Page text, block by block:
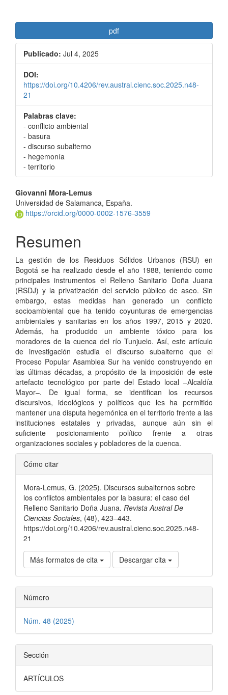
pdf
Publicado: Jul 4, 2025
DOI:
https://doi.org/10.4206/rev.austral.cienc.soc.2025.n48-
21
Palabras clave:
- conflicto ambiental
- basura
- discurso subalterno
- hegemonía
- territorio
Contenido
principal
artículo
Giovanni Mora-Lemus
Universidad de Salamanca, España.
https://orcid.org/0000-0002-1576-3559
Resumen
La gestión de los Residuos Sólidos Urbanos (RSU) en
Bogotá se ha realizado desde el año 1988, teniendo como
principales instrumentos el Relleno Sanitario Doña Juana
(RSDJ) y la privatización del servicio público de aseo. Sin
embargo, estas medidas han generado un conflicto
socioambiental que ha tenido coyunturas de emergencias
ambientales y sanitarias en los años 1997, 2015 y 2020.
Además, ha producido un ambiente tóxico para los
moradores de la cuenca del río Tunjuelo. Así, este artículo
de investigación estudia el discurso subalterno que el
Proceso Popular Asamblea Sur ha venido construyendo en
las últimas décadas, a propósito de la imposición de este
artefacto tecnológico por parte del Estado local –Alcaldía
Mayor–. De igual forma, se identifican los recursos
discursivos, ideológicos y políticos que les ha permitido
mantener una disputa hegemónica en el territorio frente a las
instituciones estatales y privadas, aunque aún sin el
suficiente posicionamiento político frente a otras
organizaciones sociales y pobladores de la cuenca.
Detalles
del
artículo
Cómo citar
Mora-Lemus, G. (2025). Discursos subalternos sobre
los conflictos ambientales por la basura: el caso del
Relleno Sanitario Doña Juana. Revista Austral De
Ciencias Sociales, (48), 423–443.
https://doi.org/10.4206/rev.austral.cienc.soc.2025.n48-
21
Más formatos de cita Descargar cita
Número
Núm. 48 (2025)
Sección
ARTÍCULOS